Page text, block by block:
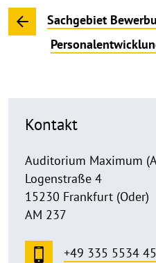
Sachgebiet
Kontakt
Auditorium Maximum
Logenstraße 4
15230 Frankfurt (Oder)
AM 237
+49 335 5534